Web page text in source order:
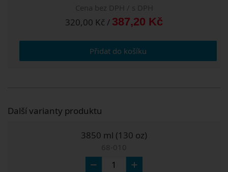
Cena bez DPH / s DPH
320,00 Kč / 387,20 Kč
Přidat do košíku
Další varianty produktu
3850 ml (130 oz)
68-010